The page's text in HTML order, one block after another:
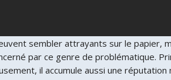
sembler attrayants sur le papier,
par ce genre de problématique.
il accumule aussi une